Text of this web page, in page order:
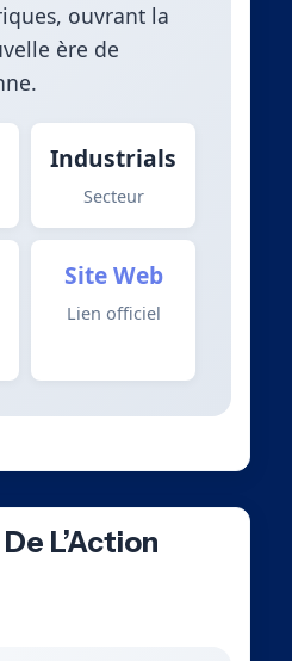
ouvrant la
ère de
Industrials
Secteur
Site Web
Lien officiel
L’Action